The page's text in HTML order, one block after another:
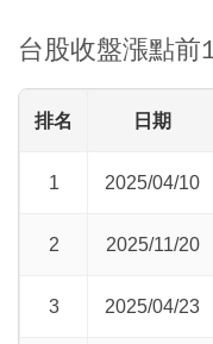
台股收盤漲點前
排名 日期
1 2025/04/10
2 2025/11/20
3 2025/04/23